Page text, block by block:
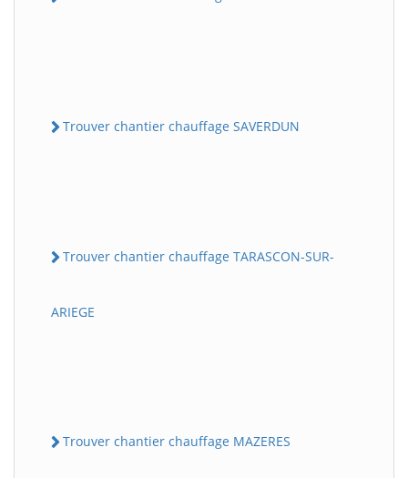
Trouver chantier chauffage SAVERDUN
Trouver chantier chauffage TARASCON-SUR-
ARIEGE
Trouver chantier chauffage MAZERES